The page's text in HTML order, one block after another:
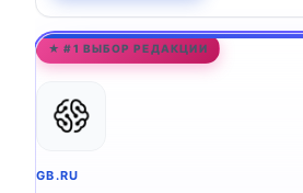
★ #1 ВЫБОР РЕДАКЦИИ
GB.RU